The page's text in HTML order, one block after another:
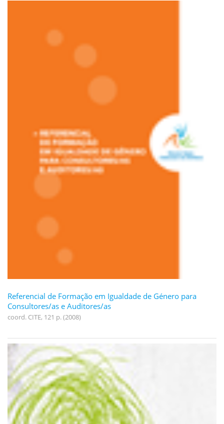
Referencial de Formação em Igualdade de Género para
Consultores/as e Auditores/as
coord. CITE, 121 p. (2008)